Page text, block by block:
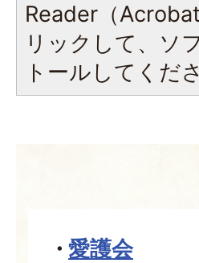
Reader（
リックして、ソ
トールしてくだ
愛護会